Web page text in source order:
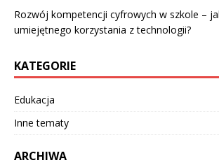
Rozwój kompetencji cyfrowych w szkole –
umiejętnego korzystania z technologii?
KATEGORIE
Edukacja
Inne tematy
ARCHIWA